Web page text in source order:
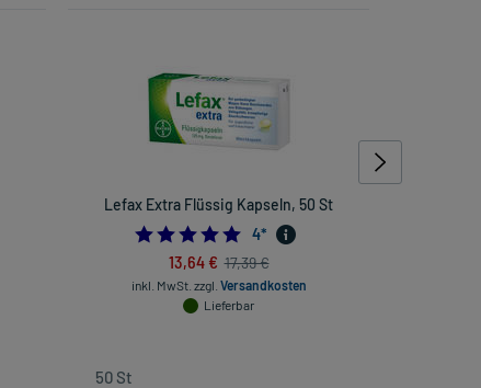
Lefax Extra Flüssig Kapseln, 50 St
5.0
4*
13,64 € 17,39 €
inkl. MwSt. zzgl. Versandkosten
Lieferbar